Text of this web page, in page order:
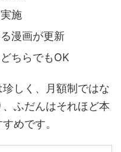
施
漫画が更新
ちらでもOK
しく、月額制ではな
ふだんはそれほど本
めです。